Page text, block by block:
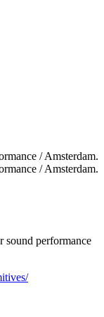
/ Amsterdam.
/ Amsterdam.
sound performance